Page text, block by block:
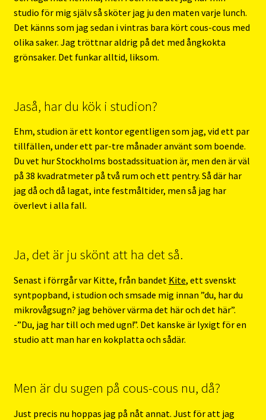
studio för mig själv så sköter jag ju den maten varje lunch.
Det känns som jag sedan i vintras bara kört cous-cous med
olika saker. Jag tröttnar aldrig på det med ångkokta
grönsaker. Det funkar alltid, liksom.
Jaså, har du kök i studion?
Ehm, studion är ett kontor egentligen som jag, vid ett par
tillfällen, under ett par-tre månader använt som boende.
Du vet hur Stockholms bostadssituation är, men den är väl
på 38 kvadratmeter på två rum och ett pentry. Så där har
jag då och då lagat, inte festmåltider, men så jag har
överlevt i alla fall.
Ja, det är ju skönt att ha det så.
Senast i förrgår var Kitte, från bandet Kite, ett svenskt
syntpopband, i studion och smsade mig innan ”du, har du
mikrovågsugn? jag behöver värma det här och det här”.
-”Du, jag har till och med ugn!”. Det kanske är lyxigt för en
studio att man har en kokplatta och sådär.
Men är du sugen på cous-cous nu, då?
Just precis nu hoppas jag på nåt annat. Just för att jag